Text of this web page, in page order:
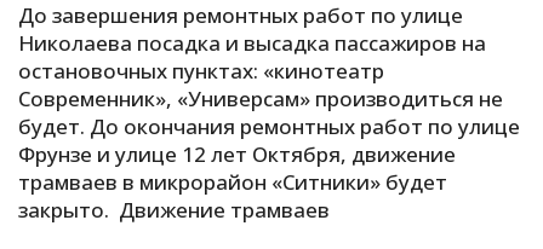
А
Б
В
До завершения ремонтных работ по улице
Николаева посадка и высадка пассажиров на
остановочных пунктах: «кинотеатр
Современник», «Универсам» производиться не
будет. До окончания ремонтных работ по улице
Фрунзе и улице 12 лет Октября, движение
трамваев в микрорайон «Ситники» будет
закрыто. Движение трамваев